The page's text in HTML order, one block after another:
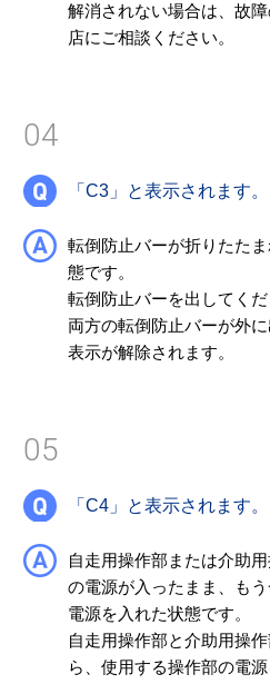
解消されない場合は、故
店にご相談ください。
04
「C3」と表示されます。
転倒防止バーが折りたた
態です。
転倒防止バーを出してくだ
両方の転倒防止バーが外
表示が解除されます。
05
「C4」と表示されます。
自走用操作部または介助
の電源が入ったまま、も
電源を入れた状態です。
自走用操作部と介助用操
ら、使用する操作部の電